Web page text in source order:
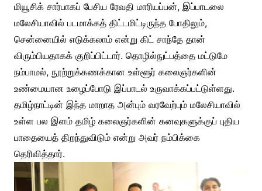
மியூசிக் சார்பாகப் பேசிய ரேவதி மாரியப்பன், இப்பாடலை
மலேசியாவில் படமாக்கத் திட்டமிட்டிருந்த போதிலும்,
சென்னையில் எடுக்கலாம் என்று கிட் சாந்தே தான்
விரும்பியதாகக் குறிப்பிட்டார். தொழில்நுட்பத்தை மட்டுமே
நம்பாமல், நூற்றுக்கணக்கான உள்ளூர் கலைஞர்களின்
உண்மையான உழைப்போடு இப்பாடல் உருவாக்கப்பட்டுள்ளது.
தமிழ்நாட்டின் இந்த மாறாத அன்பும் வரவேற்பும் மலேசியாவில்
உள்ள பல இளம் தமிழ் கலைஞர்களின் கனவுகளுக்குப் புதிய
பாதையைத் திறந்துவிடும் என்று அவர் நம்பிக்கை
தெரிவித்தார்.